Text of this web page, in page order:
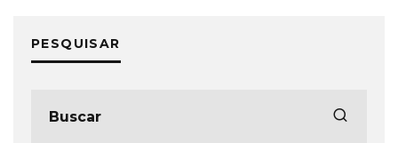
PESQUISAR